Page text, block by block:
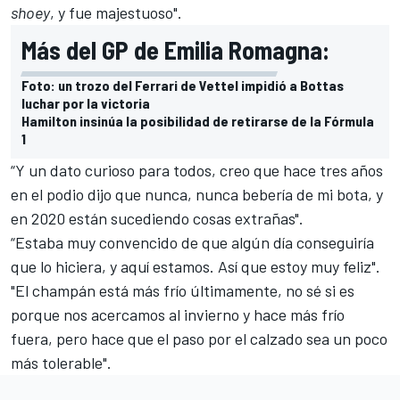
shoey, y fue majestuoso".
Más del GP de Emilia Romagna:
Foto: un trozo del Ferrari de Vettel impidió a Bottas
luchar por la victoria
Hamilton insinúa la posibilidad de retirarse de la Fórmula
1
“Y un dato curioso para todos, creo que hace tres años
en el podio dijo que nunca, nunca bebería de mi bota, y
en 2020 están sucediendo cosas extrañas".
“Estaba muy convencido de que algún día conseguiría
que lo hiciera, y aquí estamos. Así que estoy muy feliz".
"El champán está más frío últimamente, no sé si es
porque nos acercamos al invierno y hace más frío
fuera, pero hace que el paso por el calzado sea un poco
más tolerable".